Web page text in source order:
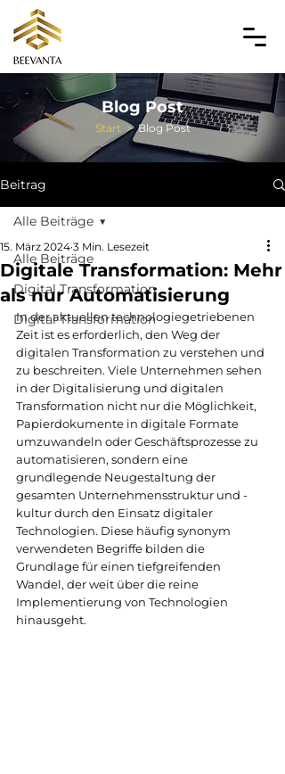
Blog Post
Start>Blog Post
Beitrag
Alle Beiträge
Digital Transformation
Digital Transformation
Alle Beiträge
Digitale Transformation: Mehr
als nur Automatisierung
15. März 2024 3 Min. Lesezeit
In der aktuellen technologiegetriebenen
Zeit ist es erforderlich, den Weg der
digitalen Transformation zu verstehen und
zu beschreiten. Viele Unternehmen sehen
in der Digitalisierung und digitalen
Transformation nicht nur die Möglichkeit,
Papierdokumente in digitale Formate
umzuwandeln oder Geschäftsprozesse zu
automatisieren, sondern eine
grundlegende Neugestaltung der
gesamten Unternehmensstruktur und -
kultur durch den Einsatz digitaler
Technologien. Diese häufig synonym
verwendeten Begriffe bilden die
Grundlage für einen tiefgreifenden
Wandel, der weit über die reine
Implementierung von Technologien
hinausgeht.